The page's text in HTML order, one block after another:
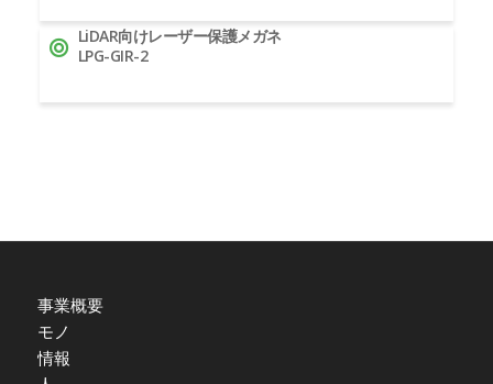
LiDAR向けレーザー保護メガネ
LPG-GIR-2
事業概要
モノ
情報